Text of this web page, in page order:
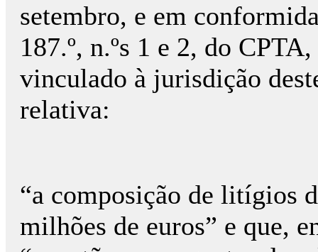
setembro, e em
187.º, n.ºs 1 e 2, do
vinculado à jurisdição
relativa:
“a composição de litígios
milhões de euros” e que,